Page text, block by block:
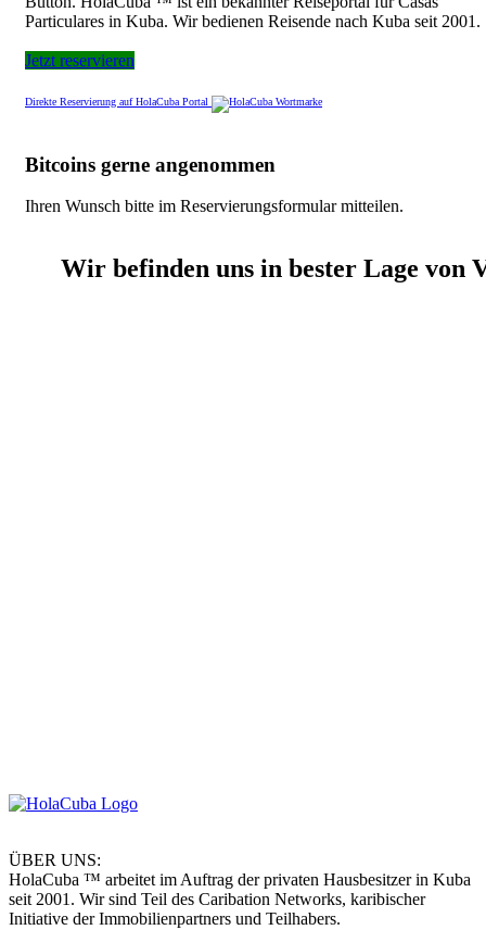
Particulares in Kuba. Wir bedienen Reisende nach Kuba seit 2001.
Jetzt reservieren
Direkte Reservierung auf HolaCuba Portal
Bitcoins gerne angenommen
Ihren Wunsch bitte im Reservierungsformular mitteilen.
Wir befinden uns in bester Lage von
ÜBER UNS:
HolaCuba ™ arbeitet im Auftrag der privaten Hausbesitzer in Kuba
seit 2001. Wir sind Teil des Caribation Networks, karibischer
Initiative der Immobilienpartners und Teilhabers.